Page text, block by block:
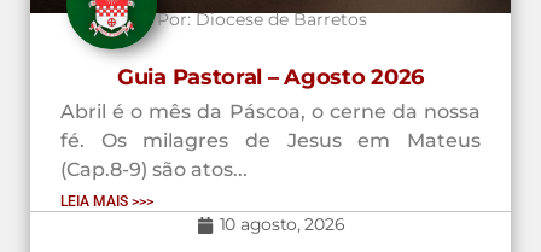
Por:Diocese de Barretos
Guia Pastoral – Agosto 2026
Abril é o mês da Páscoa, o cerne da nossa
fé. Os milagres de Jesus em Mateus
(Cap.8-9) são atos...
LEIA MAIS >>>
10 agosto, 2026